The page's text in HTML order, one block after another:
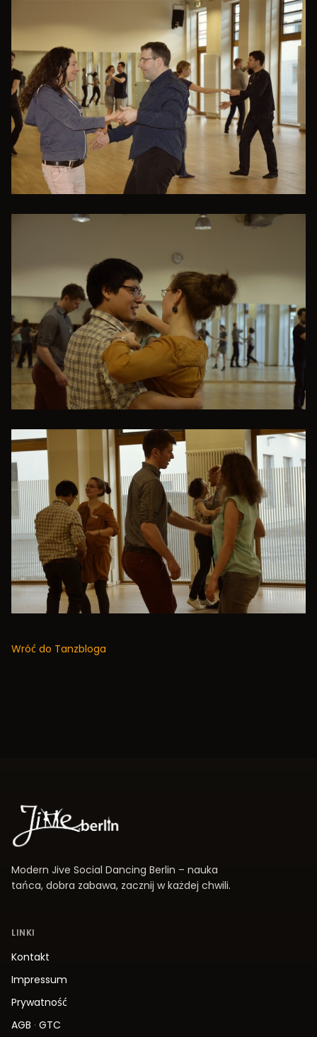
Wróć do Tanzbloga
Modern Jive Social Dancing Berlin – nauka
tańca, dobra zabawa, zacznij w każdej chwili.
LINKI
Kontakt
Impressum
Prywatność
AGB · GTC